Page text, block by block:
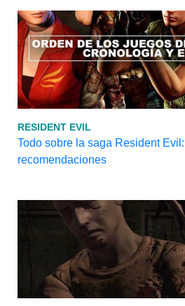
RESIDENT EVIL
Todo sobre la saga Resident
recomendaciones